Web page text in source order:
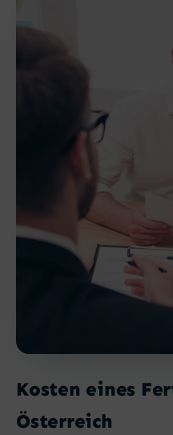
Kosten eines
Österreich